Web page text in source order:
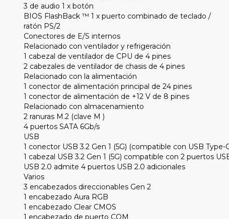
3 de audio 1 x botón
BIOS FlashBack ™ 1 x puerto combinado de teclado /
ratón PS/2
Conectores de E/S internos
Relacionado con ventilador y refrigeración
1 cabezal de ventilador de CPU de 4 pines
2 cabezales de ventilador de chasis de 4 pines
Relacionado con la alimentación
1 conector de alimentación principal de 24 pines
1 conector de alimentación de +12 V de 8 pines
Relacionado con almacenamiento
2 ranuras M.2 (clave M )
4 puertos SATA 6Gb/s
USB
1 conector USB 3.2 Gen 1 (5G) (compatible con USB Type-
1 cabezal USB 3.2 Gen 1 (5G) compatible con 2 puertos
USB 2.0 admite 4 puertos USB 2.0 adicionales
Varios
3 encabezados direccionables Gen 2
1 encabezado Aura RGB
1 encabezado Clear CMOS
1 encabezado de puerto COM